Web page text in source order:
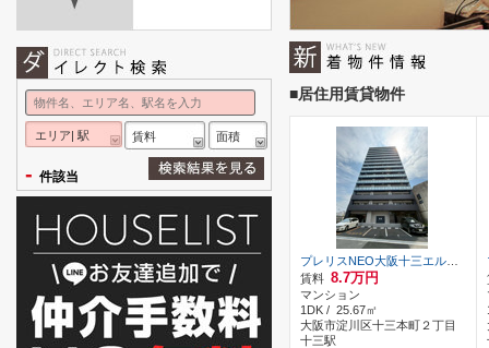
■居住用賃貸物件
賃料 8.7万円
マンション
1DK / 25.67㎡
大阪市淀川区十三本町２丁目
十三駅
エリア| 駅 賃料 面積
- 件該当